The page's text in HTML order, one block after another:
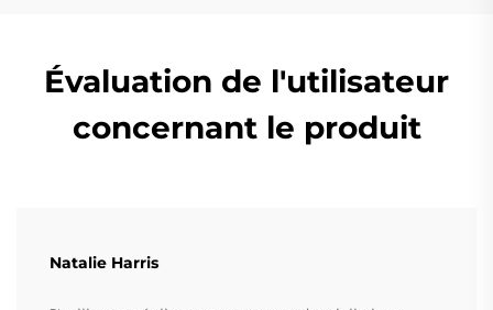
Évaluation de l'utilisateur
concernant le produit
Natalie Harris